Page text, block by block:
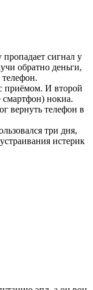
сигнал у
обратно деньги,
приёмом. И второй
нокиа.
вернуть телефон в
три дня,
истерик